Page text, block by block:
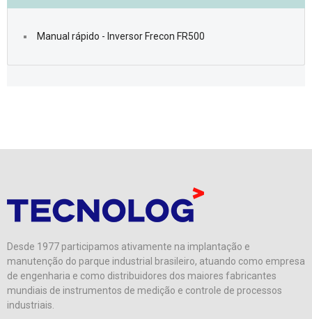
Manual rápido - Inversor Frecon FR500
Desde 1977 participamos ativamente na implantação e
manutenção do parque industrial brasileiro, atuando como empresa
de engenharia e como distribuidores dos maiores fabricantes
mundiais de instrumentos de medição e controle de processos
industriais.